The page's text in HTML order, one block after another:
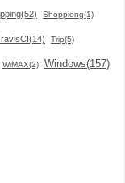
Shoppiong(1)
Trip(5)
WiMAX(2) Windows(157)